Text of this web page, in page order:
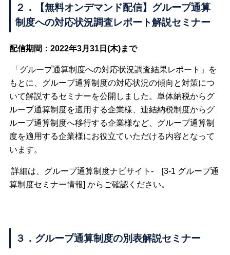
２．【無料オンデマンド配信】グループ通算
制度への対応状況調査レポート解説セミナー
配信期間：2022年3月31日(木)まで
「グループ通算制度への対応状況調査結果レポート」を
もとに、グループ通算制度の対応状況の傾向と対策につ
いて解説するセミナーを公開しました。単体納税からグ
ループ通算制度を適用する企業様、連結納税制度からグ
ループ通算制度へ移行する企業様など、グループ通算制
度を適用する企業様にお役立ていただける内容となって
います。
詳細は、グループ通算制度ナビサイト- [3-1 グループ通
算制度セミナー情報] からご確認ください。
３．グループ通算制度の別表解説セミナー